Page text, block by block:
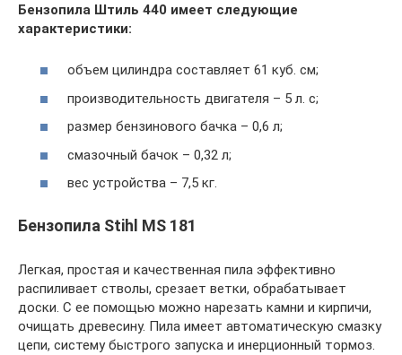
Бензопила Штиль 440 имеет следующие
характеристики:
объем цилиндра составляет 61 куб. см;
производительность двигателя – 5 л. с;
размер бензинового бачка – 0,6 л;
смазочный бачок – 0,32 л;
вес устройства – 7,5 кг.
Бензопила Stihl MS 181
Легкая, простая и качественная пила эффективно
распиливает стволы, срезает ветки, обрабатывает
доски. С ее помощью можно нарезать камни и кирпичи,
очищать древесину. Пила имеет автоматическую смазку
цепи, систему быстрого запуска и инерционный тормоз.